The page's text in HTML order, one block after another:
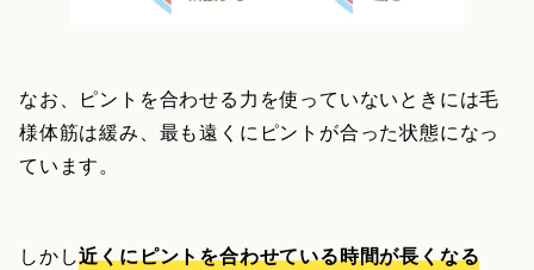
なお、ピントを合わせる力を使っていないときには毛
様体筋は緩み、最も遠くにピントが合った状態になっ
ています。
しかし近くにピントを合わせている時間が長くなる